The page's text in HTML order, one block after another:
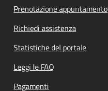
Prenotazione appuntamento
Richiedi assistenza
Statistiche del portale
Leggi le FAQ
Pagamenti